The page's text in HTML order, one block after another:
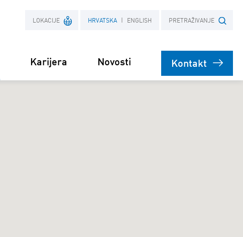
LOKACIJE
Francuska
HRVATSKA ENGLISH PRETRAŽIVANJE
Karijera Novosti Kontakt